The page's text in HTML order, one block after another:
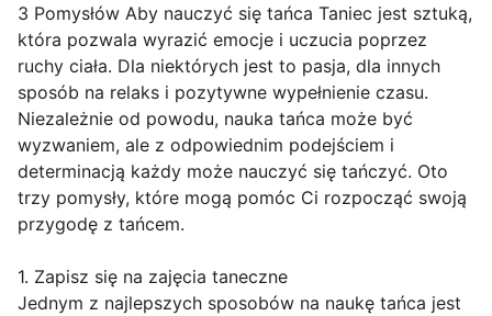
3 Pomysłów Aby nauczyć się tańca Taniec jest sztuką,
która pozwala wyrazić emocje i uczucia poprzez
ruchy ciała. Dla niektórych jest to pasja, dla innych
sposób na relaks i pozytywne wypełnienie czasu.
Niezależnie od powodu, nauka tańca może być
wyzwaniem, ale z odpowiednim podejściem i
determinacją każdy może nauczyć się tańczyć. Oto
trzy pomysły, które mogą pomóc Ci rozpocząć swoją
przygodę z tańcem.
1. Zapisz się na zajęcia taneczne
Jednym z najlepszych sposobów na naukę tańca jest